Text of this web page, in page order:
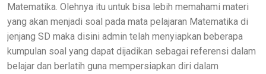
Matematika. Olehnya itu untuk bisa lebih memahami materi
yang akan menjadi soal pada mata pelajaran Matematika di
jenjang SD maka disini admin telah menyiapkan beberapa
kumpulan soal yang dapat dijadikan sebagai referensi dalam
belajar dan berlatih guna mempersiapkan diri dalam